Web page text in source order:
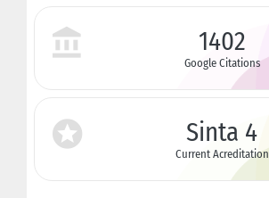
1402
Google Citations
Sinta 4
Current Acreditation